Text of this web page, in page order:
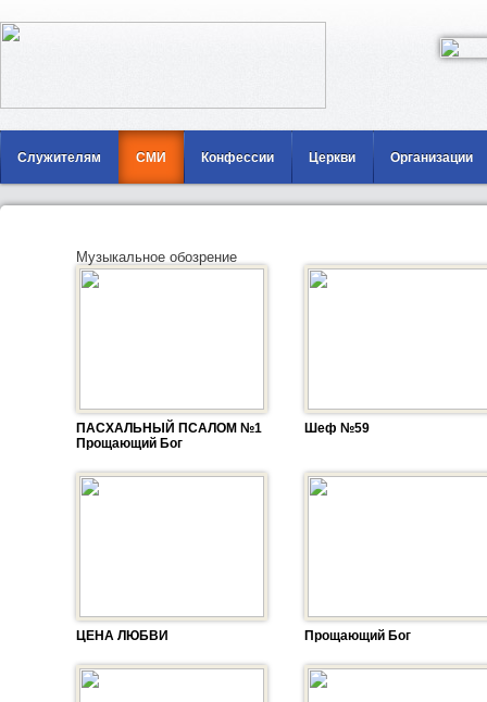
Служителям СМИ Конфессии Церкви Организации
Музыкальное обозрение
ПАСХАЛЬНЫЙ ПСАЛОМ №1
Прощающий Бог
Шеф №59
ЦЕНА ЛЮБВИ Прощающий Бог